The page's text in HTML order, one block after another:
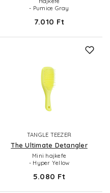
- Pumice Gray
7.010 Ft
TANGLE TEEZER
The Ultimate Detangler
Mini hajkefe
- Hyper Yellow
5.080 Ft